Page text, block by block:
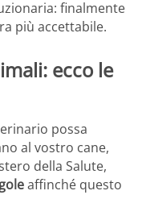
finalmente
più accettabile.
ecco le
possa
al vostro cane,
della Salute,
affinché questo